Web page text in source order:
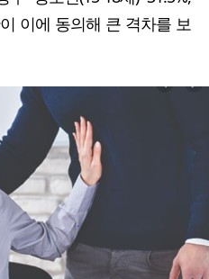
이에 동의해 큰 격차를 보